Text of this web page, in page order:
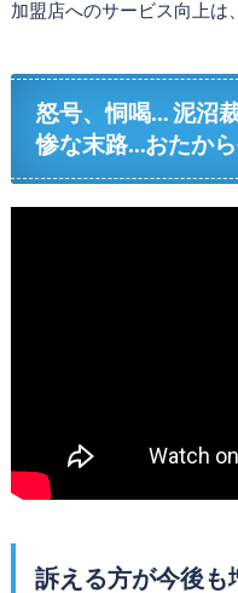
加盟店へのサービス向上は
怒号、恫喝… 泥沼
惨な末路…おたか
訴える方が今後も